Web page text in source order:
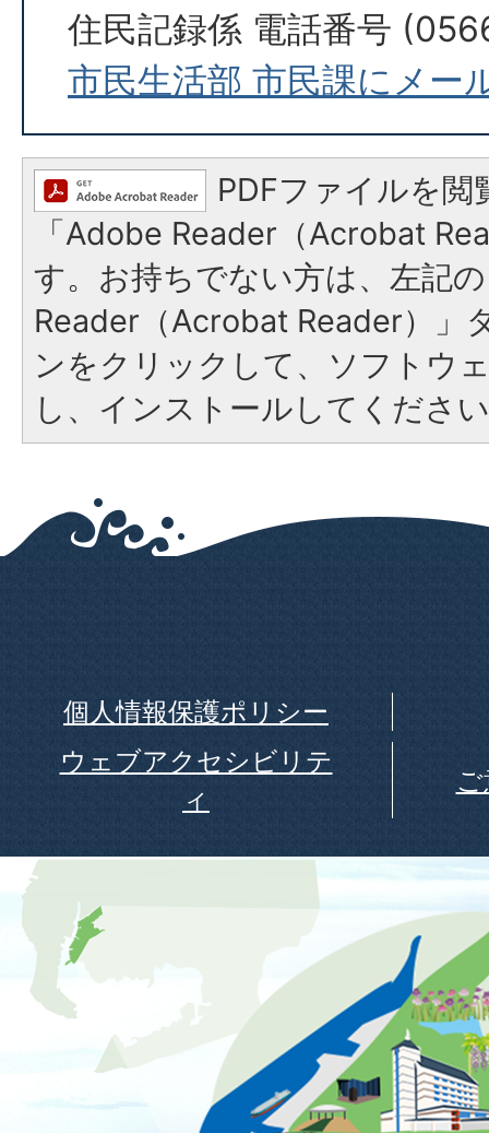
住民記録係 電話番号
市民生活部 市民課にメー
PDFファイルを閲
「Adobe Reader（Acrobat
す。お持ちでない方は、左記
Reader（Acrobat Reader）」
ンをクリックして、ソフトウ
し、インストールしてくださ
個人情報保護ポリシー
ウェブアクセシビリテ
ィ